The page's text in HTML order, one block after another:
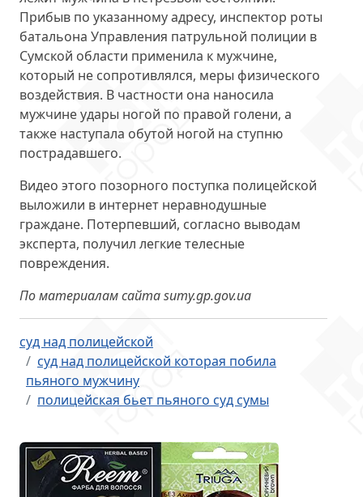
Прибыв по указанному адресу, инспектор роты
батальона Управления патрульной полиции в
Сумской области применила к мужчине,
который не сопротивлялся, меры физического
воздействия. В частности она наносила
мужчине удары ногой по правой голени, а
также наступала обутой ногой на ступню
пострадавшего.
Видео этого позорного поступка полицейской
выложили в интернет неравнодушные
граждане. Потерпевший, согласно выводам
эксперта, получил легкие телесные
повреждения.
По материалам сайта sumy.gp.gov.ua
суд над полицейской
суд над полицейской которая побила
пьяного мужчину
полицейская бьет пьяного суд сумы